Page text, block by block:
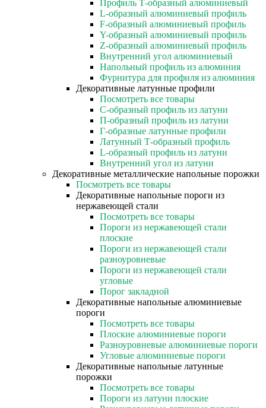
Профиль Т-образный алюминиевый
L-образный алюминиевый профиль
F-образный алюминиевый профиль
Y-образный алюминиевый профиль
Z-образный алюминиевый профиль
Внутренний угол алюминиевый
Напольный профиль из алюминия
Фурнитура для профиля из алюминия
Декоративные латунные профили
Посмотреть все товары
C-образный профиль из латуни
П-образный профиль из латуни
Г-образные латунные профили
Латунный Т-образный профиль
L-образный профиль из латуни
Внутренний угол из латуни
Декоративные металлические напольные порожки
Посмотреть все товары
Декоративные напольные пороги из
нержавеющей стали
Посмотреть все товары
Пороги из нержавеющей стали
плоские
Пороги из нержавеющей стали
разноуровневые
Пороги из нержавеющей стали
угловые
Порог закладной
Декоративные напольные алюминиевые
пороги
Посмотреть все товары
Плоские алюминиевые пороги
Разноуровневые алюминиевые пороги
Угловые алюминиевые пороги
Декоративные напольные латунные
порожки
Посмотреть все товары
Пороги из латуни плоские